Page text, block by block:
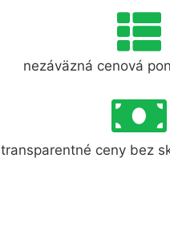
nezáväzná cenová
transparentné ceny bez